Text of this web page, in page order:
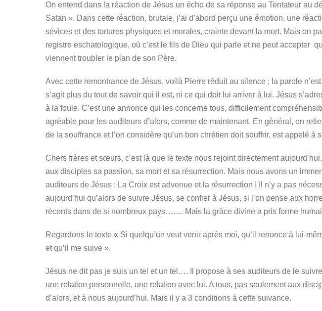
On entend dans la réaction de Jésus un écho de sa réponse au Tentateur au
Satan ». Dans cette réaction, brutale, j’ai d’abord perçu une émotion, une
sévices et des tortures physiques et morales, crainte devant la mort. Mais on
registre eschatologique, où c’est le fils de Dieu qui parle et ne peut accepter
viennent troubler le plan de son Père.
Avec cette remontrance de Jésus, voilà Pierre réduit au silence ; la parole
s’agit plus du tout de savoir qui il est, ni ce qui doit lui arriver à lui. Jésus
à la foule. C’est une annonce qui les concerne tous, difficilement
agréable pour les auditeurs d’alors, comme de maintenant. En général, on
de la souffrance et l’on considère qu’un bon chrétien doit souffrir, est appelé à
Chers frères et sœurs, c’est là que le texte nous rejoint directement
aux disciples sa passion, sa mort et sa résurrection. Mais nous avons un
auditeurs de Jésus : La Croix est advenue et la résurrection ! Il n’y a pas
aujourd’hui qu’alors de suivre Jésus, se confier à Jésus, si l’on pense aux
récents dans de si nombreux pays……. Mais la grâce divine a pris forme
Regardons le texte « Si quelqu’un veut venir après moi, qu’il renonce à lui-
et qu’il me suive ».
Jésus ne dit pas je suis un tel et un tel…. Il propose à ses auditeurs de le suivre
une relation personnelle, une relation avec lui. A tous, pas seulement aux
d’alors, et à nous aujourd’hui. Mais il y a 3 conditions à cette suivance.